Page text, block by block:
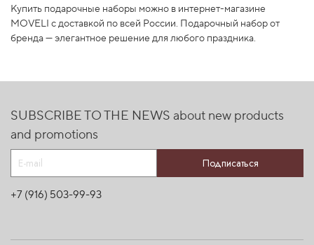
Купить подарочные наборы можно в интернет-магазине
MOVELI с доставкой по всей России. Подарочный набор от
бренда — элегантное решение для любого праздника.
SUBSCRIBE TO THE NEWS about new products
and promotions
Подписаться
+7 (916) 503-99-93